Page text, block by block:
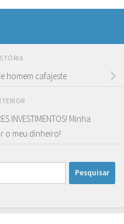
homem cafajeste
INVESTIMENTOS! Minha
o meu dinheiro!